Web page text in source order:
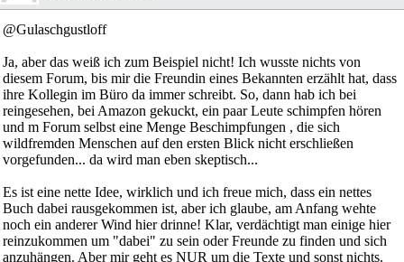
@Gulaschgustloff
Ja, aber das weiß ich zum Beispiel nicht! Ich wusste nichts von
diesem Forum, bis mir die Freundin eines Bekannten erzählt hat, dass
ihre Kollegin im Büro da immer schreibt. So, dann hab ich bei
reingesehen, bei Amazon gekuckt, ein paar Leute schimpfen hören
und m Forum selbst eine Menge Beschimpfungen , die sich
wildfremden Menschen auf den ersten Blick nicht erschließen
vorgefunden... da wird man eben skeptisch...
Es ist eine nette Idee, wirklich und ich freue mich, dass ein nettes
Buch dabei rausgekommen ist, aber ich glaube, am Anfang wehte
noch ein anderer Wind hier drinne! Klar, verdächtigt man einige hier
reinzukommen um "dabei" zu sein oder Freunde zu finden und sich
anzuhängen. Aber mir geht es NUR um die Texte und sonst nichts.